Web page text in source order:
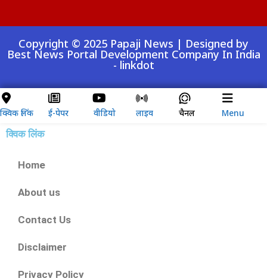
Copyright © 2025 Papaji News | Designed by
Best News Portal Development Company In India
- linkdot
क्विक लिंक ई-पेपर वीडियो लाइव चैनल Menu
क्विक लिंक
Home
About us
Contact Us
Disclaimer
Privacy Policy